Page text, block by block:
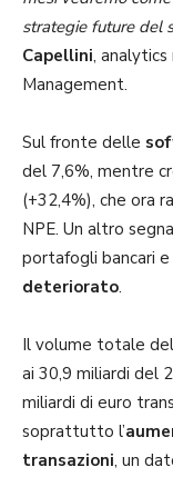
strategie future del
Capellini, analytics
Management.
Sul fronte delle
del 7,6%, mentre
(+32,4%), che ora
NPE. Un altro
portafogli bancari
deteriorato.
Il volume totale
ai 30,9 miliardi del
miliardi di euro
soprattutto l’
transazioni, un